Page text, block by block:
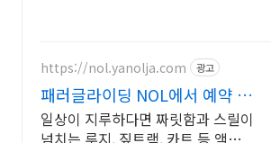
https://nol.yanolja.com 광고
패러글라이딩 NOL에서 예약 인
기 레저 매일 상시 할인
일상이 지루하다면 짜릿함과 스릴이
넘치는 루지, 짚트랙, 카트 등 액티비